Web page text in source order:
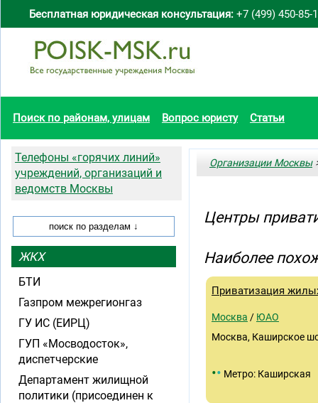
Бесплатная юридическая консультация: +7 (499) 450-85-
Поиск по районам, улицам Вопрос юристу Статьи
Организации Москвы
Центры
Наиболее
Приватизация
Москва / ЮАО
Москва, Каширское
•• Метро: Каширская
Телефоны «горячих линий»
учреждений, организаций и
ведомств Москвы
ЖКХ
БТИ
Газпром межрегионгаз
ГУ ИС (ЕИРЦ)
ГУП «Мосводосток»,
диспетчерские
Департамент жилищной
политики (присоединен к